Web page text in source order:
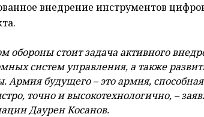
внедрение инструментов
обороны стоит задача активного
систем управления, а также
Армия будущего – это армия,
точно и высокотехнологично, –
Даурен Косанов.